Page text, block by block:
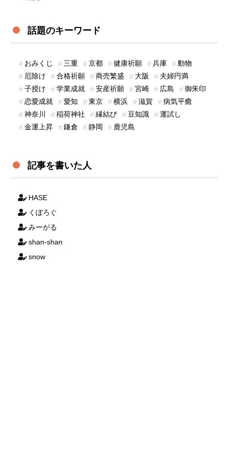
話題のキーワード
おみくじ 三重 京都 健康祈願 兵庫
動物
厄除け
合格祈願 商売繁盛 大阪
夫婦円満
子授け
学業成就 安産祈願 宮崎 広島
御朱印
恋愛成就
愛知 東京 横浜 滋賀
病気平癒
神奈川
稲荷神社 縁結び 豆知識
運試し
金運上昇
鎌倉 静岡 鹿児島
記事を書いた人
HASE
くぼろぐ
みーがる
shan-shan
snow